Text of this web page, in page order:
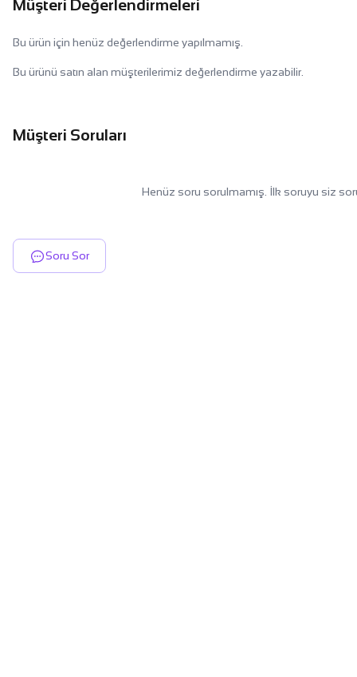
Müşteri Değerlendirmeleri
Bu ürün için henüz değerlendirme yapılmamış.
Bu ürünü satın alan müşterilerimiz değerlendirme yazabilir.
Müşteri Soruları
Henüz soru sorulmamış. İlk soruyu siz
Soru Sor